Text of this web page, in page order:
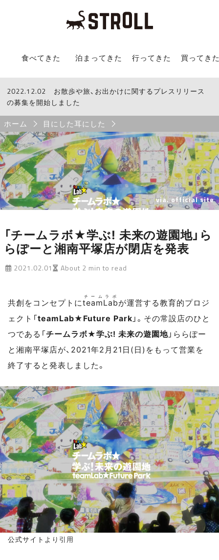
STROLL Menu
食べてきた 泊まってきた 行ってきた 買ってき
STROLLからのお知らせ
2022.12.02
お散歩や旅、お出かけに関するプレスリリース
の募集を開始しました
Breadcrumb
ホーム 目にした耳にした
via.official site
「チームラボ★学ぶ! 未来の遊園地」ら
らぽーと湘南平塚店が閉店を発表
2021.02.01 About 2 min to read
共創をコンセプトにteamLab
チームラボ
が運営する教育的プロジ
ェクト「teamLab★Future Park 」。その常設店のひと
つである「チームラボ★学ぶ! 未来の遊園地 」ららぽー
と湘南平塚店が、2021年2月21日(日)をもって営業を
終了すると発表しました。
公式サイト より引用